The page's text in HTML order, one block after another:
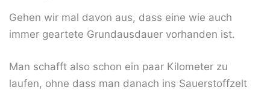
Gehen wir mal davon aus, dass eine wie auch
immer geartete Grundausdauer vorhanden ist.
Man schafft also schon ein paar Kilometer zu
laufen, ohne dass man danach ins Sauerstoffzelt